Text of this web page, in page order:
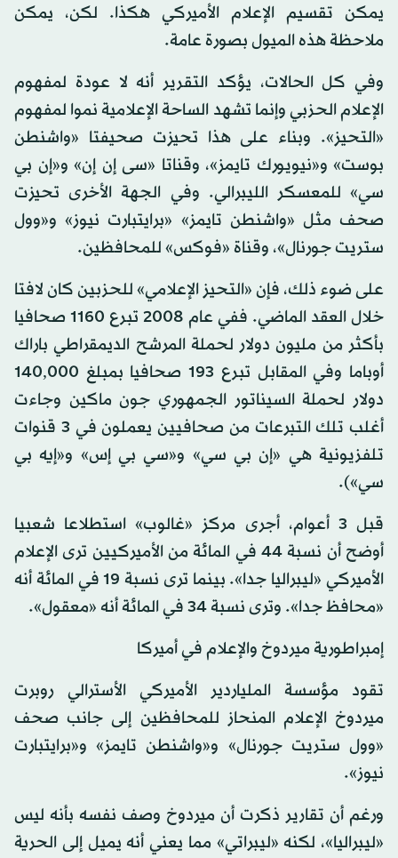
يمكن تقسيم الإعلام الأميركي هكذا. لكن، يمكن
ملاحظة هذه الميول بصورة عامة.
وفي كل الحالات، يؤكد التقرير أنه لا عودة لمفهوم
الإعلام الحزبي وإنما تشهد الساحة الإعلامية نموا لمفهوم
«التحيز». وبناء على هذا تحيزت صحيفتا «واشنطن
بوست» و«نيويورك تايمز»، وقناتا «سى إن إن» و«إن بي
سي» للمعسكر الليبرالي. وفي الجهة الأخرى تحيزت
صحف مثل «واشنطن تايمز» «برايتبارت نيوز» و«وول
ستريت جورنال»، وقناة «فوكس» للمحافظين.
على ضوء ذلك، فإن «التحيز الإعلامي» للحزبين كان لافتا
خلال العقد الماضي. ففي عام 2008 تبرع 1160 صحافيا
بأكثر من مليون دولار لحملة المرشح الديمقراطي باراك
أوباما وفي المقابل تبرع 193 صحافيا بمبلغ 140,000
دولار لحملة السيناتور الجمهوري جون ماكين وجاءت
أغلب تلك التبرعات من صحافيين يعملون في 3 قنوات
تلفزيونية هي «إن بي سي» و«سي بي إس» و«إيه بي
سي»).
قبل 3 أعوام، أجرى مركز «غالوب» استطلاعا شعبيا
أوضح أن نسبة 44 في المائة من الأميركيين ترى الإعلام
الأميركي «ليبراليا جدا». بينما ترى نسبة 19 في المائة أنه
«محافظ جدا». وترى نسبة 34 في المائة أنه «معقول».
إمبراطورية ميردوخ والإعلام في أميركا
تقود مؤسسة الملياردير الأميركي الأسترالي روبرت
ميردوخ الإعلام المنحاز للمحافظين إلى جانب صحف
«وول ستريت جورنال» و«واشنطن تايمز» و«برايتبارت
نيوز».
ورغم أن تقارير ذكرت أن ميردوخ وصف نفسه بأنه ليس
«ليبراليا»، لكنه «ليبراتي» مما يعني أنه يميل إلى الحرية